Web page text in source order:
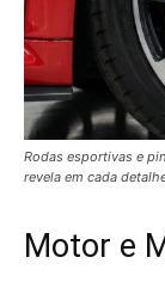
Rodas esportivas e
revela em cada
Motor e